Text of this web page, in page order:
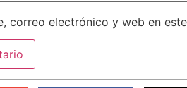
correo electrónico y web en